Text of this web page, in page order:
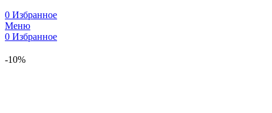
0 Избранное
Меню
0 Избранное
-10%